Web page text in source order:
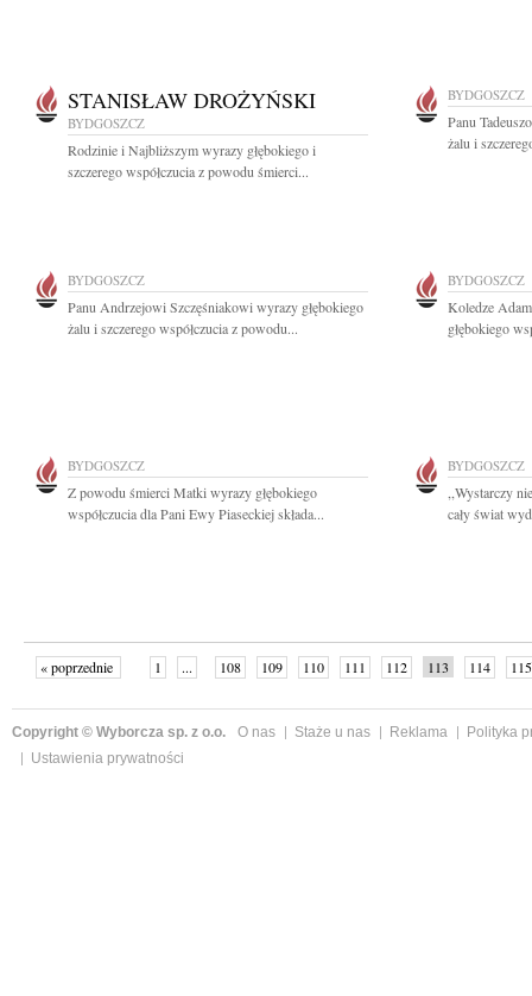
STANISŁAW DROŻYŃSKI
BYDGOSZCZ
Rodzinie i Najbliższym wyrazy głębokiego i
szczerego współczucia z powodu śmierci...
BYDGOSZCZ
Panu
żalu i
BYDGOSZCZ
Panu Andrzejowi Szczęśniakowi wyrazy głębokiego
żalu i szczerego współczucia z powodu...
BYDGOSZCZ
Koledze
głębokiego
BYDGOSZCZ
Z powodu śmierci Matki wyrazy głębokiego
współczucia dla Pani Ewy Piaseckiej składa...
BYDGOSZCZ
,,Wystarczy
cały świat
« poprzednie 1 ... 108 109 110 111 112 113 114
115
Copyright © Wyborcza sp. z o.o. O nas Staże u nas Reklama
Polityka
Ustawienia prywatności